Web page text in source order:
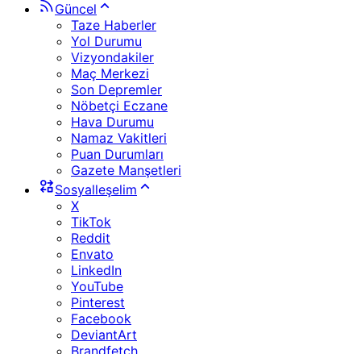
Güncel
Taze Haberler
Yol Durumu
Vizyondakiler
Maç Merkezi
Son Depremler
Nöbetçi Eczane
Hava Durumu
Namaz Vakitleri
Puan Durumları
Gazete Manşetleri
Sosyalleşelim
X
TikTok
Reddit
Envato
LinkedIn
YouTube
Pinterest
Facebook
DeviantArt
Brandfetch